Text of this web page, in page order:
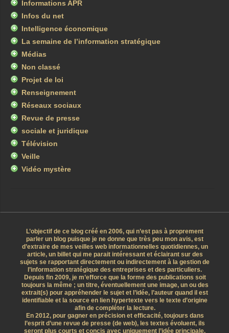
Informations APR
Infos du net
Intelligence économique
La semaine de l’information stratégique
Médias
Non classé
Projet de loi
Renseignement
Réseaux sociaux
Revue de presse
sociale et juridique
Télévision
Veille
Vidéo mystère
L’objectif de ce blog créé en 2006, qui n’est pas à proprement
parler un blog puisque je ne donne que très peu mon avis, est
d’extraire de mes veilles web informationnelles quotidiennes, un
article, un billet qui me parait intéressant et éclairant sur des
sujets se rapportant directement ou indirectement à la gestion de
l’information stratégique des entreprises et des particuliers.
Depuis fin 2009, je m’efforce que la forme des publications soit
toujours la même ; un titre, éventuellement une image, un ou des
extrait(s) pour appréhender le sujet et l’idée, l’auteur quand il est
identifiable et la source en lien hypertexte vers le texte d’origine
afin de compléter la lecture.
En 2012, pour gagner en précision et efficacité, toujours dans
l’esprit d’une revue de presse (de web), les textes évoluent, ils
seront plus courts et concis avec uniquement l’idée principale.